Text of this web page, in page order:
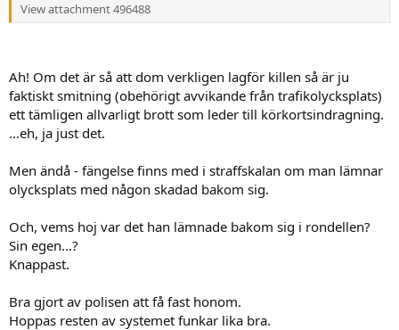
View attachment 496488
Ah! Om det är så att dom verkligen lagför killen så är ju
faktiskt smitning (obehörigt avvikande från trafikolycksplats)
ett tämligen allvarligt brott som leder till körkortsindragning.
...eh, ja just det.
Men ändå - fängelse finns med i straffskalan om man lämnar
olycksplats med någon skadad bakom sig.
Och, vems hoj var det han lämnade bakom sig i rondellen?
Sin egen...?
Knappast.
Bra gjort av polisen att få fast honom.
Hoppas resten av systemet funkar lika bra.